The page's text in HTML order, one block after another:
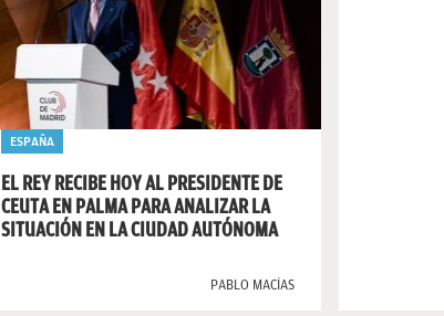
ESPAÑA
EL REY RECIBE HOY AL PRESIDENTE DE
CEUTA EN PALMA PARA ANALIZAR LA
SITUACIÓN EN LA CIUDAD AUTÓNOMA
PABLO MACÍAS